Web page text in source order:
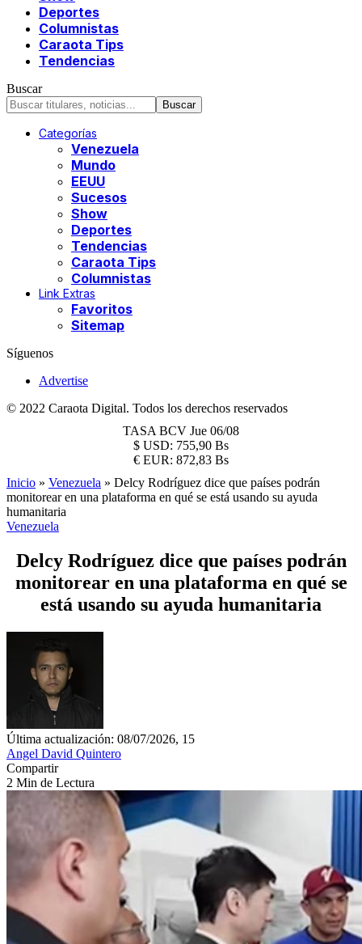
Deportes
Columnistas
Caraota Tips
Tendencias
Buscar
Categorías
Venezuela
Mundo
EEUU
Sucesos
Show
Deportes
Tendencias
Caraota Tips
Columnistas
Link Extras
Favoritos
Sitemap
Síguenos
Advertise
© 2022 Caraota Digital. Todos los derechos reservados
TASA BCV Jue 06/08
$ USD: 755,90 Bs
€ EUR: 872,83 Bs
Inicio » Venezuela » Delcy Rodríguez dice que países podrán
monitorear en una plataforma en qué se está usando su ayuda
humanitaria
Venezuela
Delcy Rodríguez dice que países podrán
monitorear en una plataforma en qué se
está usando su ayuda humanitaria
Última actualización: 08/07/2026, 15
Angel David Quintero
Compartir
2 Min de Lectura